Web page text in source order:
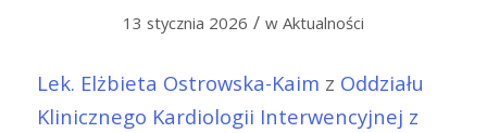
13 stycznia 2026 / w Aktualności
Lek. Elżbieta Ostrowska-Kaim z Oddziału
Klinicznego Kardiologii Interwencyjnej z